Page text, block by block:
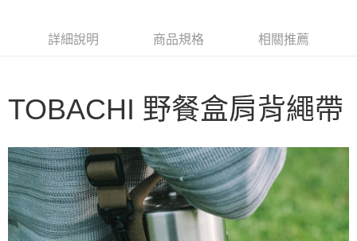
上海商業儲蓄銀行
台北富邦商業銀行
華泰商業銀行
聯邦商業銀行
遠東國際商業銀行
台新國際商業銀行
中國信託商業銀行
台灣樂天信用卡公司
合作金庫商業銀行
第一商業銀行
臺灣中小企業銀行
台中商業銀行
匯豐（台灣）商業銀行
華泰商業銀行
元大商業銀行
永豐商業銀行
玉山商業銀行
星展（台灣）商業銀行
台新國際商業銀行
中國信託商業銀行
台灣樂天信用卡公司
LINE Pay
相關說明
【關於「AFTEE先享後付」】
AFTEE先享後付是「在收到商品之後才付款」的支付方式。 讓您購物簡單
便利好安心！
１．簡單：不需註冊會員、不需綁卡、不需儲值。
２．便利：只要手機號碼，簡訊認證，即可結帳。
３．安心：先確認商品／服務後，再付款。
運送方式
宅配
每筆NT$100，滿NT$2,000(含以上)免運費
詳細說明 商品規格 相關推薦
TOBACHI 野餐盒肩背繩帶